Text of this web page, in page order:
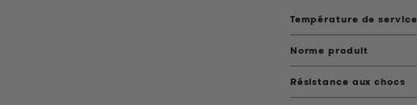
Température de service
Norme produit
Résistance aux chocs